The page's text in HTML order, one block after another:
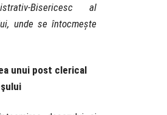
Bisericesc al
unde se întocmește
unui post clerical